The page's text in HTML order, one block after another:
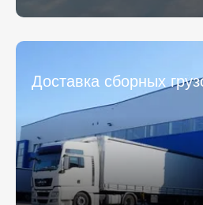
Доставка сборных